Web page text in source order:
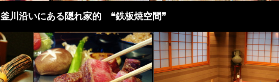
釜川沿いにある隠れ家的 ❝鉄板焼空間❞